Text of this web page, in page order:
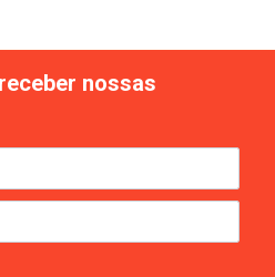
nossas